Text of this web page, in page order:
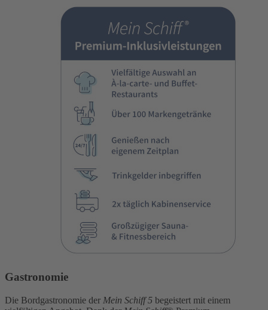
Gastronomie
Die Bordgastronomie der Mein Schiff 5 begeistert mit einem